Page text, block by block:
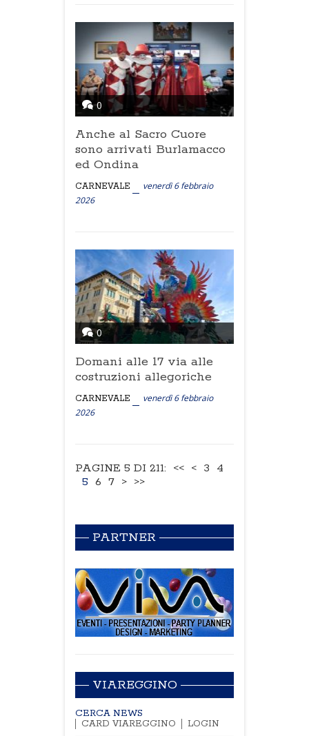
0
Anche al Sacro Cuore
sono arrivati Burlamacco
ed Ondina
CARNEVALE
venerdì 6 febbraio
2026
0
Domani alle 17 via alle
costruzioni allegoriche
CARNEVALE
venerdì 6 febbraio
2026
PAGINE 5 DI 211: << < 3 4
5 6 7 > >>
PARTNER
VIAREGGINO
CERCA NEWS
CARD VIAREGGINO
LOGIN